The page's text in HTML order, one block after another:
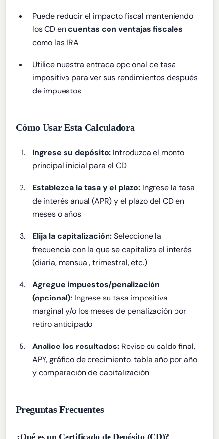
Puede reducir el impacto fiscal manteniendo
los CD encuentas con ventajas fiscales
como las IRA
Utilice nuestra entrada opcional de tasa
impositiva para ver sus rendimientos después
de impuestos
Cómo Usar Esta Calculadora
Ingrese su depósito: Introduzca el monto
principal inicial para el CD
Establezca la tasa y el plazo: Ingrese la tasa
de interés anual (APR) y el plazo del CD en
meses o años
Elija la capitalización:Seleccione la
frecuencia con la que se capitaliza el interés
(diaria, mensual, trimestral, etc.)
Agregue impuestos/penalización
(opcional): Ingrese su tasa impositiva
marginal y/o los meses de penalización por
retiro anticipado
Analice los resultados: Revise su saldo final,
APY, gráfico de crecimiento, tabla año por año
y comparación de capitalización
Preguntas Frecuentes
¿Qué es un Certificado de Depósito (CD)?